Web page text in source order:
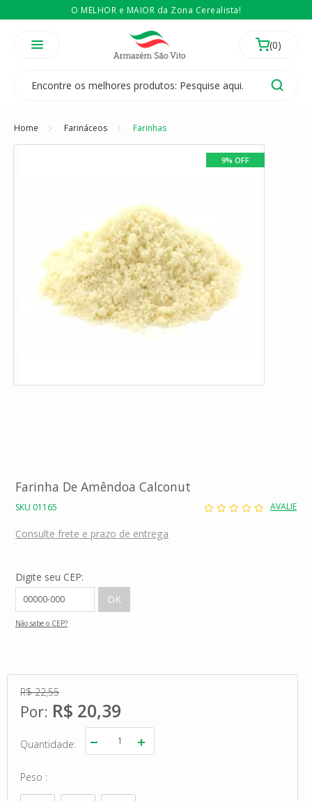
O MELHOR e MAIOR da Zona Cerealista!
Temos 3 lojas físicas na Zona Cerealista de São Paulo!
É revendedor? EntãoCompre no atacado
Home Farináceos Farinhas
9% OFF
Farinha De Amêndoa Calconut
SKU 01165 AVALIE
Consulte frete e prazo de entrega
Digite seu CEP:
Não sabe o CEP?
R$ 22,55
R$ 20,39
Quantidade
Peso